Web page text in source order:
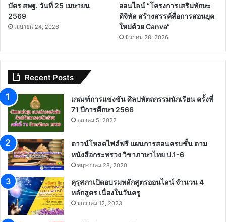
บัตร สพฐ. วันที่ 25 เมษายน
2569
เมษายน 24, 2026
ออนไลน์ “โครงการเสริมทักษะ
ดิจิทัล สร้างสรรค์สื่อการสอนยุค
ใหม่ด้วย Canva“
มีนาคม 28, 2026
Recent Posts
เกณฑ์การแข่งขัน ศิลปหัตถกรรมนักเรียน ครั้งที่
71 ปีการศึกษา 2566
ตุลาคม 5, 2022
ดาวน์โหลดไฟล์ฟรี แผนการสอนครบชั้น ตาม
หนังสือกระทรวง วิชาภาษาไทย ป.1-6
พฤษภาคม 28, 2020
คุรุสภาเปิดอบรมหลักสูตรออนไลน์ จำนวน 4
หลักสูตร เนื่องในวันครู
มกราคม 12, 2023